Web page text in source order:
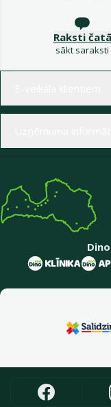
Raksti čatā
sākt saraksti